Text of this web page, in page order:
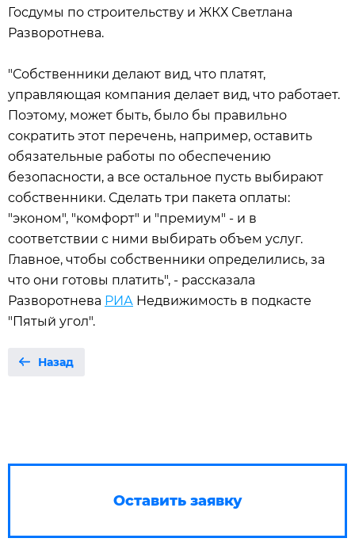
Госдумы по строительству и ЖКХ Светлана
Разворотнева.
"Собственники делают вид, что платят,
управляющая компания делает вид, что работает.
Поэтому, может быть, было бы правильно
сократить этот перечень, например, оставить
обязательные работы по обеспечению
безопасности, а все остальное пусть выбирают
собственники. Сделать три пакета оплаты:
"эконом", "комфорт" и "премиум" - и в
соответствии с ними выбирать объем услуг.
Главное, чтобы собственники определились, за
что они готовы платить", - рассказала
Разворотнева РИА Недвижимость в подкасте
"Пятый угол".
Назад
Оставить заявку